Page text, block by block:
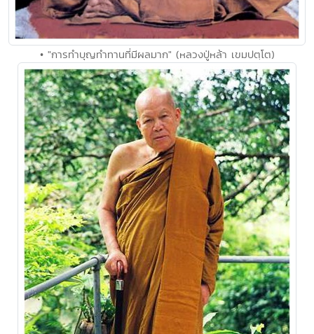
• "การทำบุญทำทานที่มีผลมาก" (หลวงปู่หล้า เขมปตฺโต)